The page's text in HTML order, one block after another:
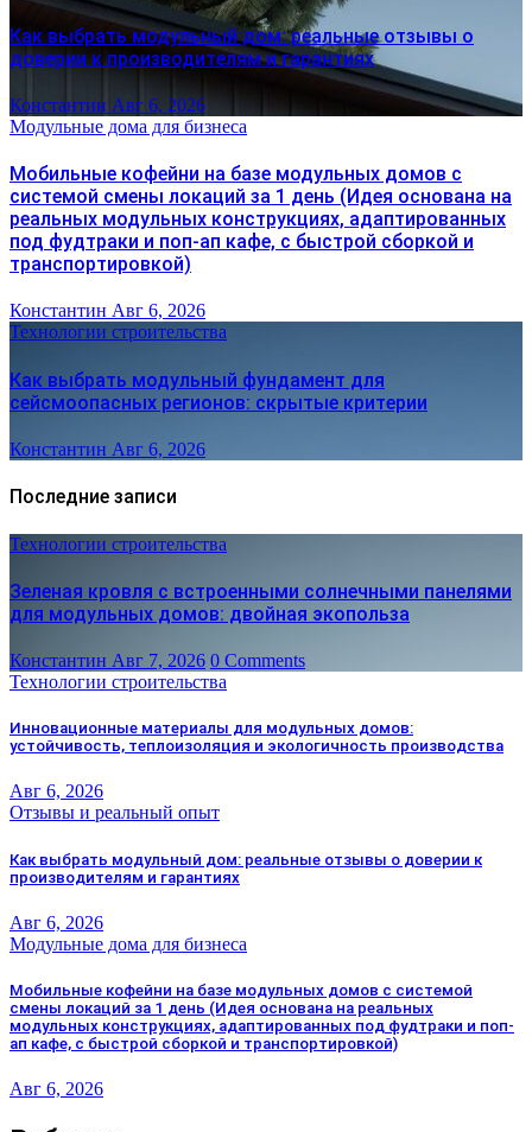
Как выбрать модульный дом: реальные отзывы о
доверии к производителям и гарантиях
Константин Авг 6, 2026
Модульные дома для бизнеса
Мобильные кофейни на базе модульных домов с
системой смены локаций за 1 день (Идея основана на
реальных модульных конструкциях, адаптированных
под фудтраки и поп-ап кафе, с быстрой сборкой и
транспортировкой)
Константин Авг 6, 2026
Технологии строительства
Как выбрать модульный фундамент для
сейсмоопасных регионов: скрытые критерии
Константин Авг 6, 2026
Последние записи
Технологии строительства
Зеленая кровля с встроенными солнечными панелями
для модульных домов: двойная экопольза
Константин Авг 7, 2026 0 Comments
Технологии строительства
Инновационные материалы для модульных домов:
устойчивость, теплоизоляция и экологичность производства
Авг 6, 2026
Отзывы и реальный опыт
Как выбрать модульный дом: реальные отзывы о доверии к
производителям и гарантиях
Авг 6, 2026
Модульные дома для бизнеса
Мобильные кофейни на базе модульных домов с системой
смены локаций за 1 день (Идея основана на реальных
модульных конструкциях, адаптированных под фудтраки и поп-
ап кафе, с быстрой сборкой и транспортировкой)
Авг 6, 2026